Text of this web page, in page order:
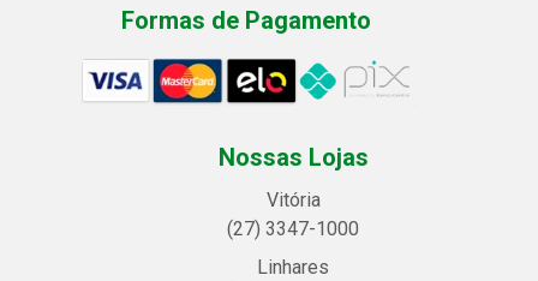
Formas de Pagamento
Nossas Lojas
Vitória
(27) 3347-1000
Linhares